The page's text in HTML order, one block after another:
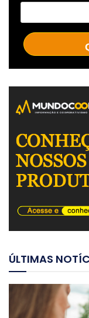
ÚLTIMAS